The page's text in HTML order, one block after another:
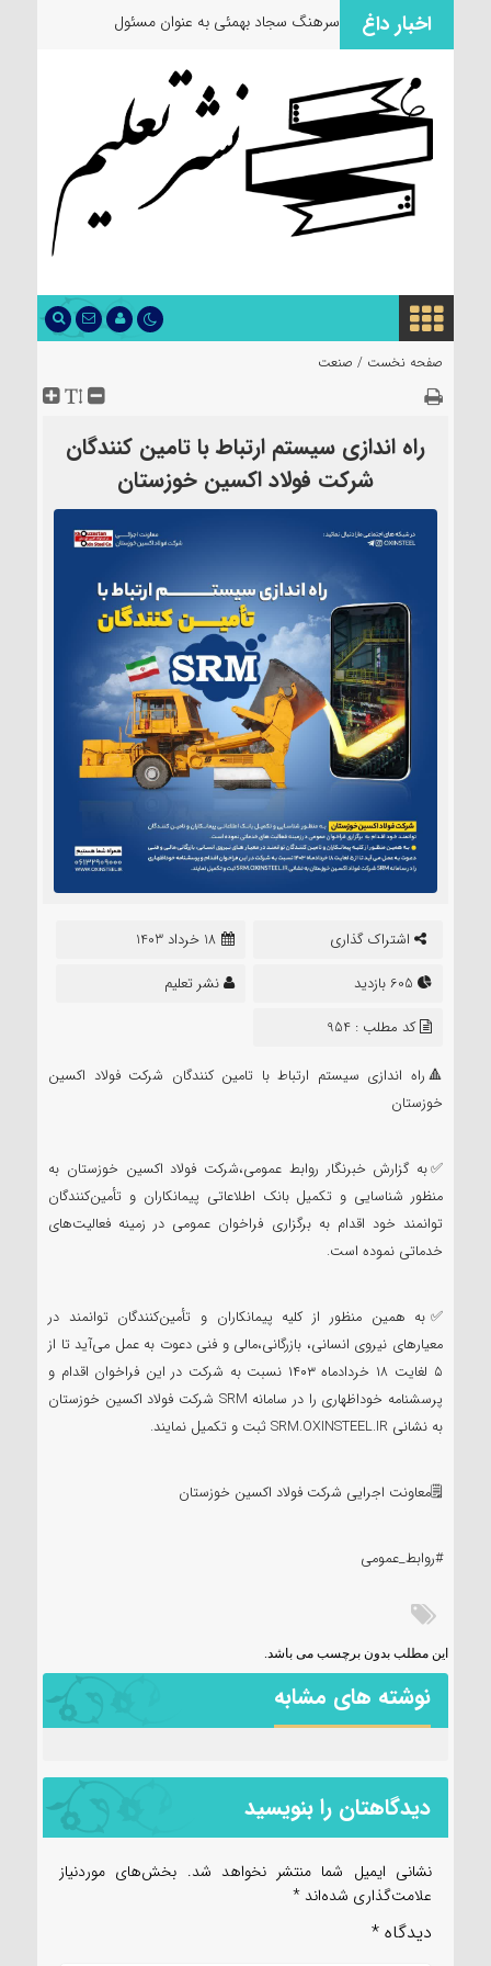
اخبار داغ سرهنگ سجاد بهمئی به عنوان مسئول جدید
صفحه نخست / صنعت
راه اندازی سیستم ارتباط با تامین کنندگان
شرکت فولاد اکسین خوزستان
اشتراک گذاری
18 خرداد 1403
نشر تعلیم
کد مطلب : 954
🔺راه اندازی سیستم ارتباط با تامین کنندگان شرکت فولاد اکسین
خوزستان
✅به گزارش خبرنگار روابط عمومی،شرکت فولاد اکسین خوزستان به
منظور شناسایی و تکمیل بانک اطلاعاتی پیمانکاران و تأمین‌کنندگان
توانمند خود اقدام به برگزاری فراخوان عمومی در زمینه فعالیت‌های
خدماتی نموده است.
✅به همین منظور از کلیه پیمانکاران و تأمین‌کنندگان توانمند در
معیارهای نیروی انسانی، بازرگانی،مالی و فنی دعوت به عمل می‌آید تا از
۵ لغایت ۱۸ خردادماه ۱۴۰۳ نسبت به شرکت در این فراخوان اقدام و
پرسشنامه خوداظهاری را در سامانه SRM شرکت فولاد اکسین خوزستان
به نشانی SRM.OXINSTEEL.IR ثبت و تکمیل نمایند.
🗒معاونت اجرایی شرکت فولاد اکسین خوزستان
#روابط_عمومی
این مطلب بدون برچسب می باشد.
نوشته های مشابه
دیدگاهتان را بنویسید
نشانی ایمیل شما منتشر نخواهد شد. بخش‌های موردنیاز
علامت‌گذاری شده‌اند *
دیدگاه *